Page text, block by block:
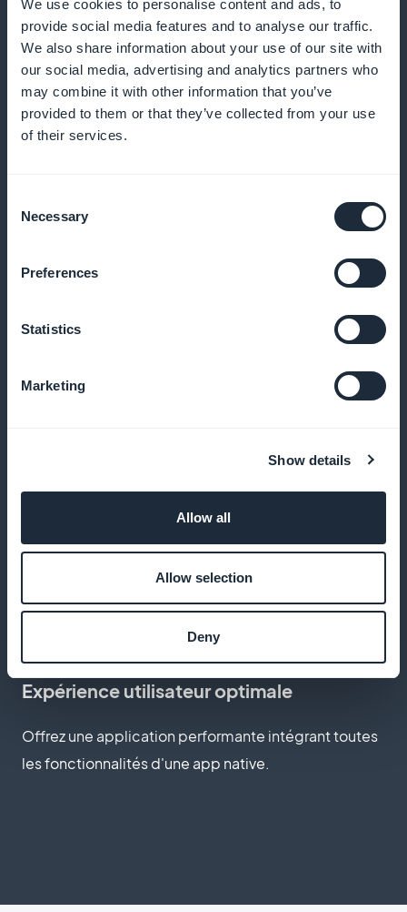
We use cookies to personalise content and ads, to
provide social media features and to analyse our traffic.
We also share information about your use of our site with
our social media, advertising and analytics partners who
may combine it with other information that you’ve
provided to them or that they’ve collected from your use
of their services.
Selection
Necessary
Preferences
Statistics
Marketing
Show details
Allow all
Allow selection
Deny
minimiser les absences et encourager les
réservations régulières.
Programme de fidélisation pour vos
réguliers.
Utilisez les statistiques pour optimiser vos
prestations et comprendre les besoins de vos
clients.
Expérience utilisateur optimale
Offrez une application performante intégrant toutes
les fonctionnalités d'une app native.